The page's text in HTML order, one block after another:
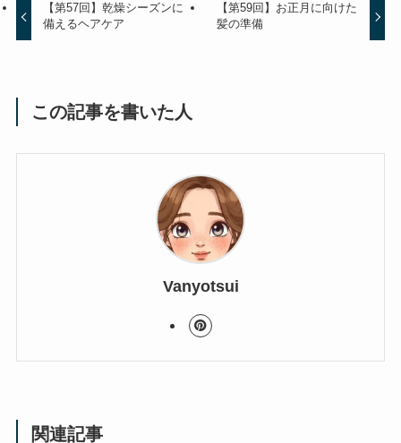
【第57回】乾燥シーズンに
備えるヘアケア
【第59回】お正月に向けた
髪の準備
この記事を書いた人
Vanyotsui
関連記事